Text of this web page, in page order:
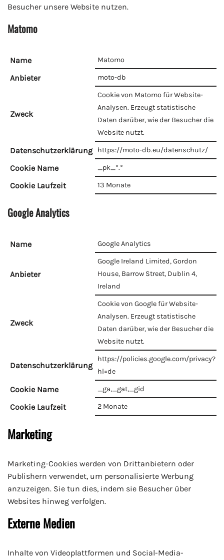
Besucher unsere Website nutzen.
Matomo
Name Matomo
Anbieter moto-db
Zweck
Cookie von Matomo für Website-
Analysen. Erzeugt statistische
Daten darüber, wie der Besucher die
Website nutzt.
Datenschutzerklärung https://moto-db.eu/datenschutz/
Cookie Name _pk_*.*
Cookie Laufzeit 13 Monate
Google Analytics
Name Google Analytics
Anbieter
Google Ireland Limited, Gordon
House, Barrow Street, Dublin 4,
Ireland
Zweck
Cookie von Google für Website-
Analysen. Erzeugt statistische
Daten darüber, wie der Besucher die
Website nutzt.
Datenschutzerklärung
https://policies.google.com/privacy?
hl=de
Cookie Name _ga,_gat,_gid
Cookie Laufzeit 2 Monate
Marketing
Marketing-Cookies werden von Drittanbietern oder
Publishern verwendet, um personalisierte Werbung
anzuzeigen. Sie tun dies, indem sie Besucher über
Websites hinweg verfolgen.
Externe Medien
Inhalte von Videoplattformen und Social-Media-